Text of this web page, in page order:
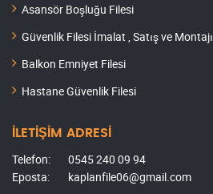
Asansör Boşluğu Filesi
Güvenlik Filesi İmalat , Satış ve Montajı
Balkon Emniyet Filesi
Hastane Güvenlik Filesi
İLETİŞİM ADRESİ
Telefon:
0545 240 09 94
Eposta:
kaplanfile06@gmail.com